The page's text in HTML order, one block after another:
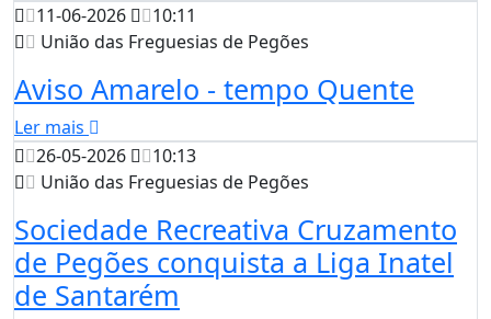
11-06-2026
10:11
União das Freguesias de Pegões
Aviso Amarelo - tempo Quente
Ler mais
26-05-2026
10:13
União das Freguesias de Pegões
Sociedade Recreativa Cruzamento
de Pegões conquista a Liga Inatel
de Santarém